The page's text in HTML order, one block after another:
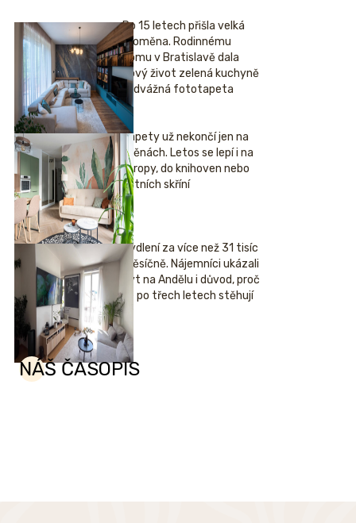
Po 15 letech přišla velká
proměna. Rodinnému
domu v Bratislavě dala
nový život zelená kuchyně
i odvážná fototapeta
Tapety už nekončí jen na
stěnách. Letos se lepí i na
stropy, do knihoven nebo
šatních skříní
Bydlení za více než 31 tisíc
měsíčně. Nájemníci ukázali
byt na Andělu i důvod, proč
se po třech letech stěhují
NÁŠ ČASOPIS